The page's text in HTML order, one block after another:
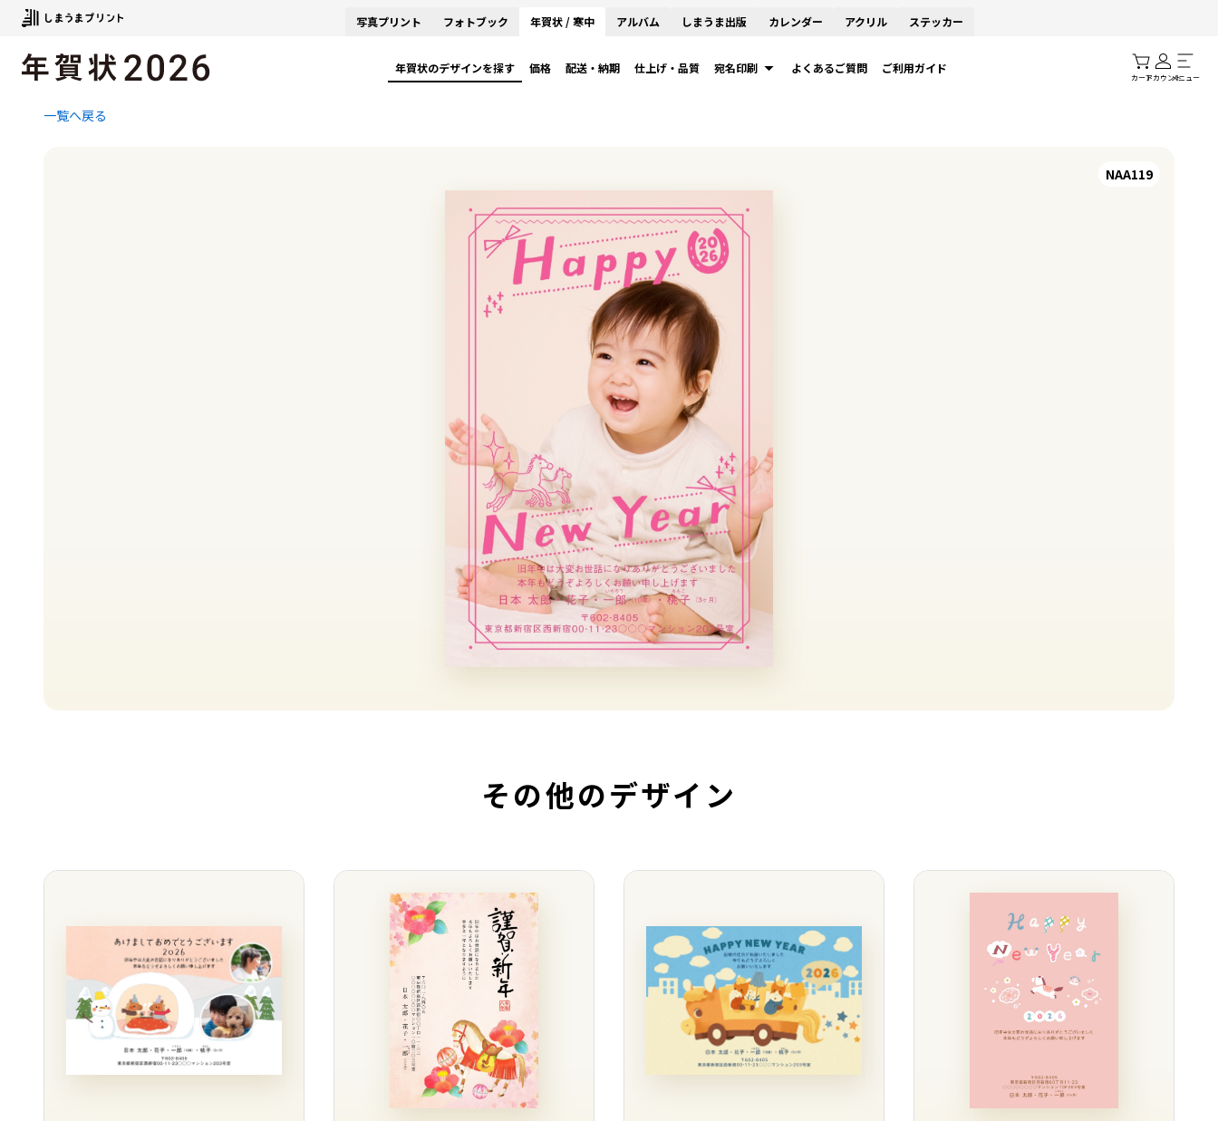
写真プリント フォトブック 年賀状 / 寒中 アルバム しまうま出版 カレンダー アクリル ステッカー
年賀状のデザインを探す 価格 配送・納期 仕上げ・品質 宛名印刷 よくあるご質問 ご利用ガイド
カートアカウントメニュー
一覧へ戻る
NAA119
その他のデザイン